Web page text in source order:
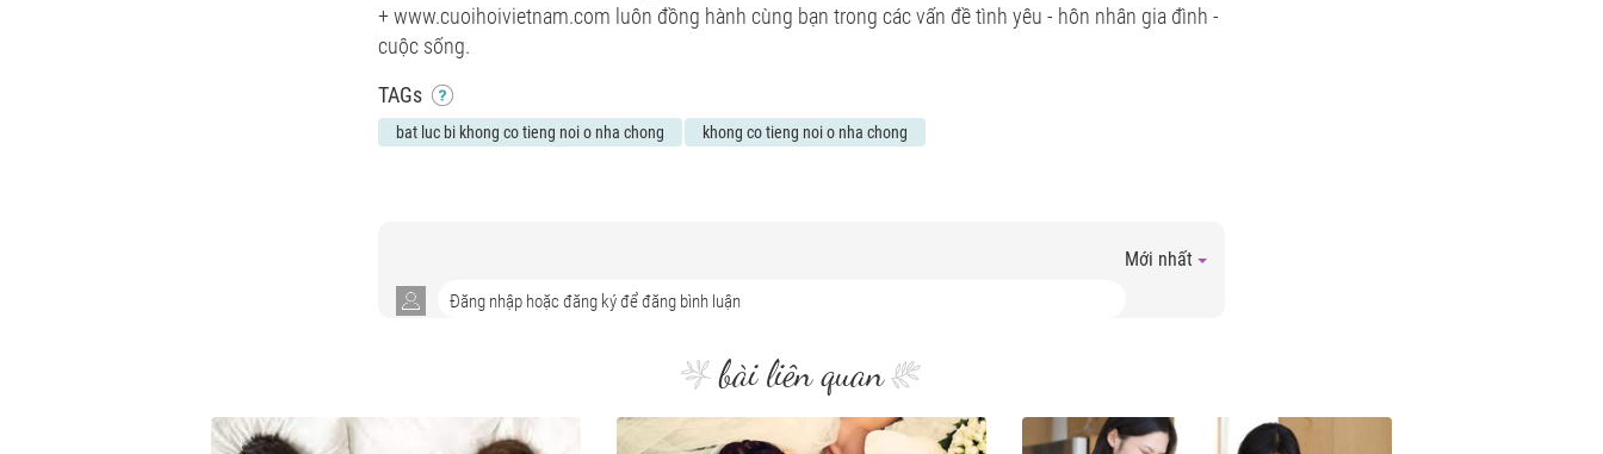
+ www.cuoihoivietnam.com luôn đồng hành cùng bạn trong các vấn đề tình yêu - hôn nhân gia đình -
cuộc sống.
TAGs
bat luc bi khong co tieng noi o nha chong khong co tieng noi o nha chong
Mới nhất
bài liên quan